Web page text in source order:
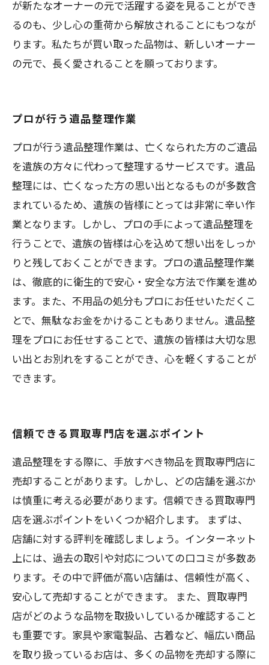
が新たなオーナーの元で活躍する姿を見ることができ
るのも、少し心の重荷から解放されることにもつなが
ります。私たちが買い取った品物は、新しいオーナー
の元で、長く愛されることを願っております。
プロが行う遺品整理作業
プロが行う遺品整理作業は、亡くなられた方のご遺品
を遺族の方々に代わって整理するサービスです。遺品
整理には、亡くなった方の思い出となるものが多数含
まれているため、遺族の皆様にとっては非常に辛い作
業となります。しかし、プロの手によって遺品整理を
行うことで、遺族の皆様は心を込めて想い出をしっか
りと残しておくことができます。プロの遺品整理作業
は、徹底的に衛生的で安心・安全な方法で作業を進め
ます。また、不用品の処分もプロにお任せいただくこ
とで、無駄なお金をかけることもありません。遺品整
理をプロにお任せすることで、遺族の皆様は大切な思
い出とお別れをすることができ、心を軽くすることが
できます。
信頼できる買取専門店を選ぶポイント
遺品整理をする際に、手放すべき物品を買取専門店に
売却することがあります。しかし、どの店舗を選ぶか
は慎重に考える必要があります。信頼できる買取専門
店を選ぶポイントをいくつか紹介します。 まずは、
店舗に対する評判を確認しましょう。インターネット
上には、過去の取引や対応についての口コミが多数あ
ります。その中で評価が高い店舗は、信頼性が高く、
安心して売却することができます。 また、買取専門
店がどのような品物を取扱いしているか確認すること
も重要です。家具や家電製品、古着など、幅広い商品
を取り扱っているお店は、多くの品物を売却する際に